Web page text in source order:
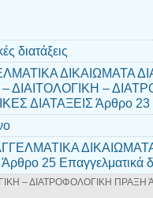
διατάξεις
ΔΙΚΑΙΩΜΑΤΑ
ΔΙΑΙΤΟΛΟΓΙΚΗ –
ΔΙΑΤΑΞΕΙΣ Άρθρο 23
25 Επαγγελματικά
– ΔΙΑΤΡΟΦΟΛΟΓΙΚΗ ΠΡΑΞΗ